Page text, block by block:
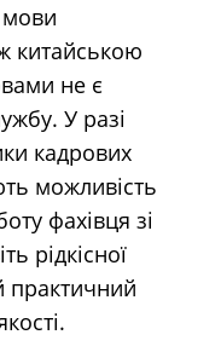
мови
китайською
не є
У разі
кадрових
можливість
фахівця зі
рідкісної
практичний